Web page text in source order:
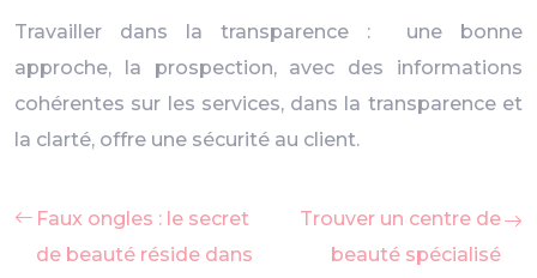
Travailler dans la transparence : une bonne
approche, la prospection, avec des informations
cohérentes sur les services, dans la transparence et
la clarté, offre une sécurité au client.
Faux ongles : le secret
de beauté réside dans
Trouver un centre de
beauté spécialisé